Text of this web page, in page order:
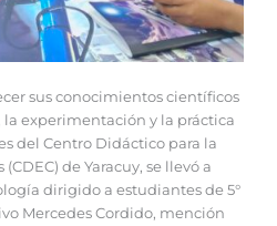
sus conocimientos científicos
la experimentación y la práctica
del Centro Didáctico para la
de Yaracuy, se llevó a
dirigido a estudiantes de 5°
Mercedes Cordido, mención